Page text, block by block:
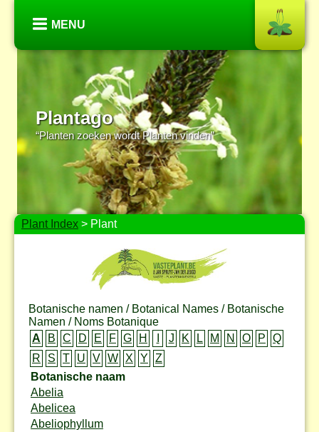
MENU
Plantago
“Planten zoeken wordt Planten vinden”
Plant Index > Plant
Botanische namen / Botanical Names / Botanische
Namen / Noms Botanique
A
B C D E F G H J K L M N O P
Q
R
S T U V W X Y
Z
Botanische naam
Abelia
Abelicea
Abeliophyllum